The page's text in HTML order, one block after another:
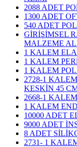
2088 ADET
1300 ADET
540 ADET
GİRİŞİMSEL
MALZEME
1 KALEM
1 KALEM
1 KALEM
2728-1
KESKİN 45
2668-1
1 KALEM
10000 ADET
9000 ADET
8 ADET
2731- 1